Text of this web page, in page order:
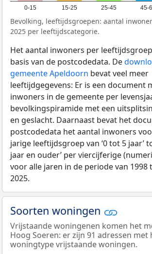
0-15 15-25 25-45 45-
Bevolking, leeftijdsgroepen: aantal
2025 per leeftijdscategorie.
Het aantal inwoners per
basis van de postcodedata. De
gemeente Apeldoorn bevat veel meer
leeftijdgegevens: Er is een document
inwoners in de gemeente per
bevolkingspiramide met een
en geslacht. Daarnaast bevat het
postcodedata het aantal inwoners
jarige leeftijdsgroep van ‘0 tot 5 jaar’
jaar en ouder’ per viercijferige
voor alle jaren in de periode van 1998
2025.
Soorten woningen
Vrijstaande woningenen komen het
Hoog Soeren: er zijn 91 adressen met
woningtype vrijstaande woningen.